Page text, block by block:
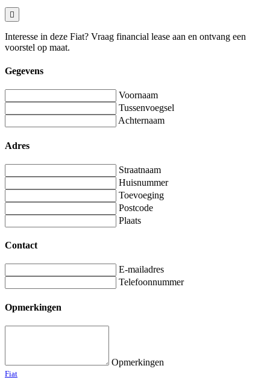
Interesse in deze Fiat? Vraag financial lease aan en ontvang een
voorstel op maat.
Gegevens
Voornaam
Tussenvoegsel
Achternaam
Adres
Straatnaam
Huisnummer
Toevoeging
Postcode
Plaats
Contact
E-mailadres
Telefoonnummer
Opmerkingen
Opmerkingen
Fiat